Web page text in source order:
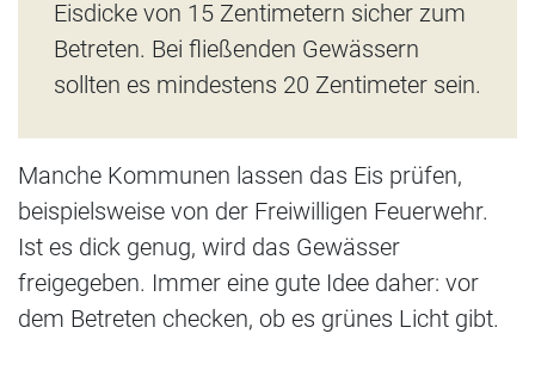
Eisdicke von 15 Zentimetern sicher zum
Betreten. Bei fließenden Gewässern
sollten es mindestens 20 Zentimeter sein.
Manche Kommunen lassen das Eis prüfen,
beispielsweise von der Freiwilligen Feuerwehr.
Ist es dick genug, wird das Gewässer
freigegeben. Immer eine gute Idee daher: vor
dem Betreten checken, ob es grünes Licht gibt.